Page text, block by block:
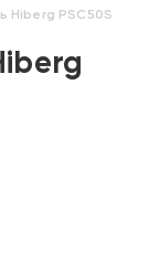
Hiberg PSC50S